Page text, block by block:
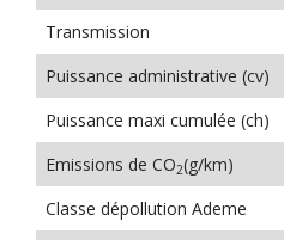
Transmission
Puissance administrative (cv)
Puissance maxi cumulée (ch)
Emissions de CO2(g/km)
Classe dépollution Ademe